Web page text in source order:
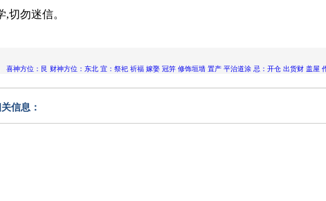
切勿迷信。
喜神方位：艮 财神方位：东北 宜：祭祀 祈福 嫁娶 冠笄 修饰垣墙 置产 平治道涂 忌：开仓 出货财 盖
信息：